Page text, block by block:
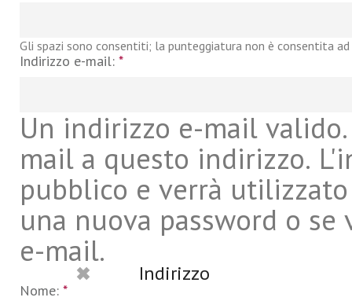
Gli spazi sono consentiti; la punteggiatura non è consentita
Indirizzo e-mail: *
Un indirizzo e-mail
mail a questo indirizzo.
pubblico e verrà
una nuova password o
e-mail.
Indirizzo
Nome: *